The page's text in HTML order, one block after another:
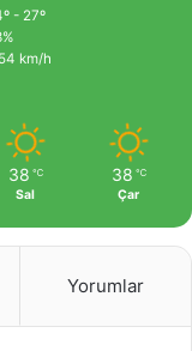
- 27º
km/h
38 ℃
Sal
38 ℃
Çar
Yorumlar